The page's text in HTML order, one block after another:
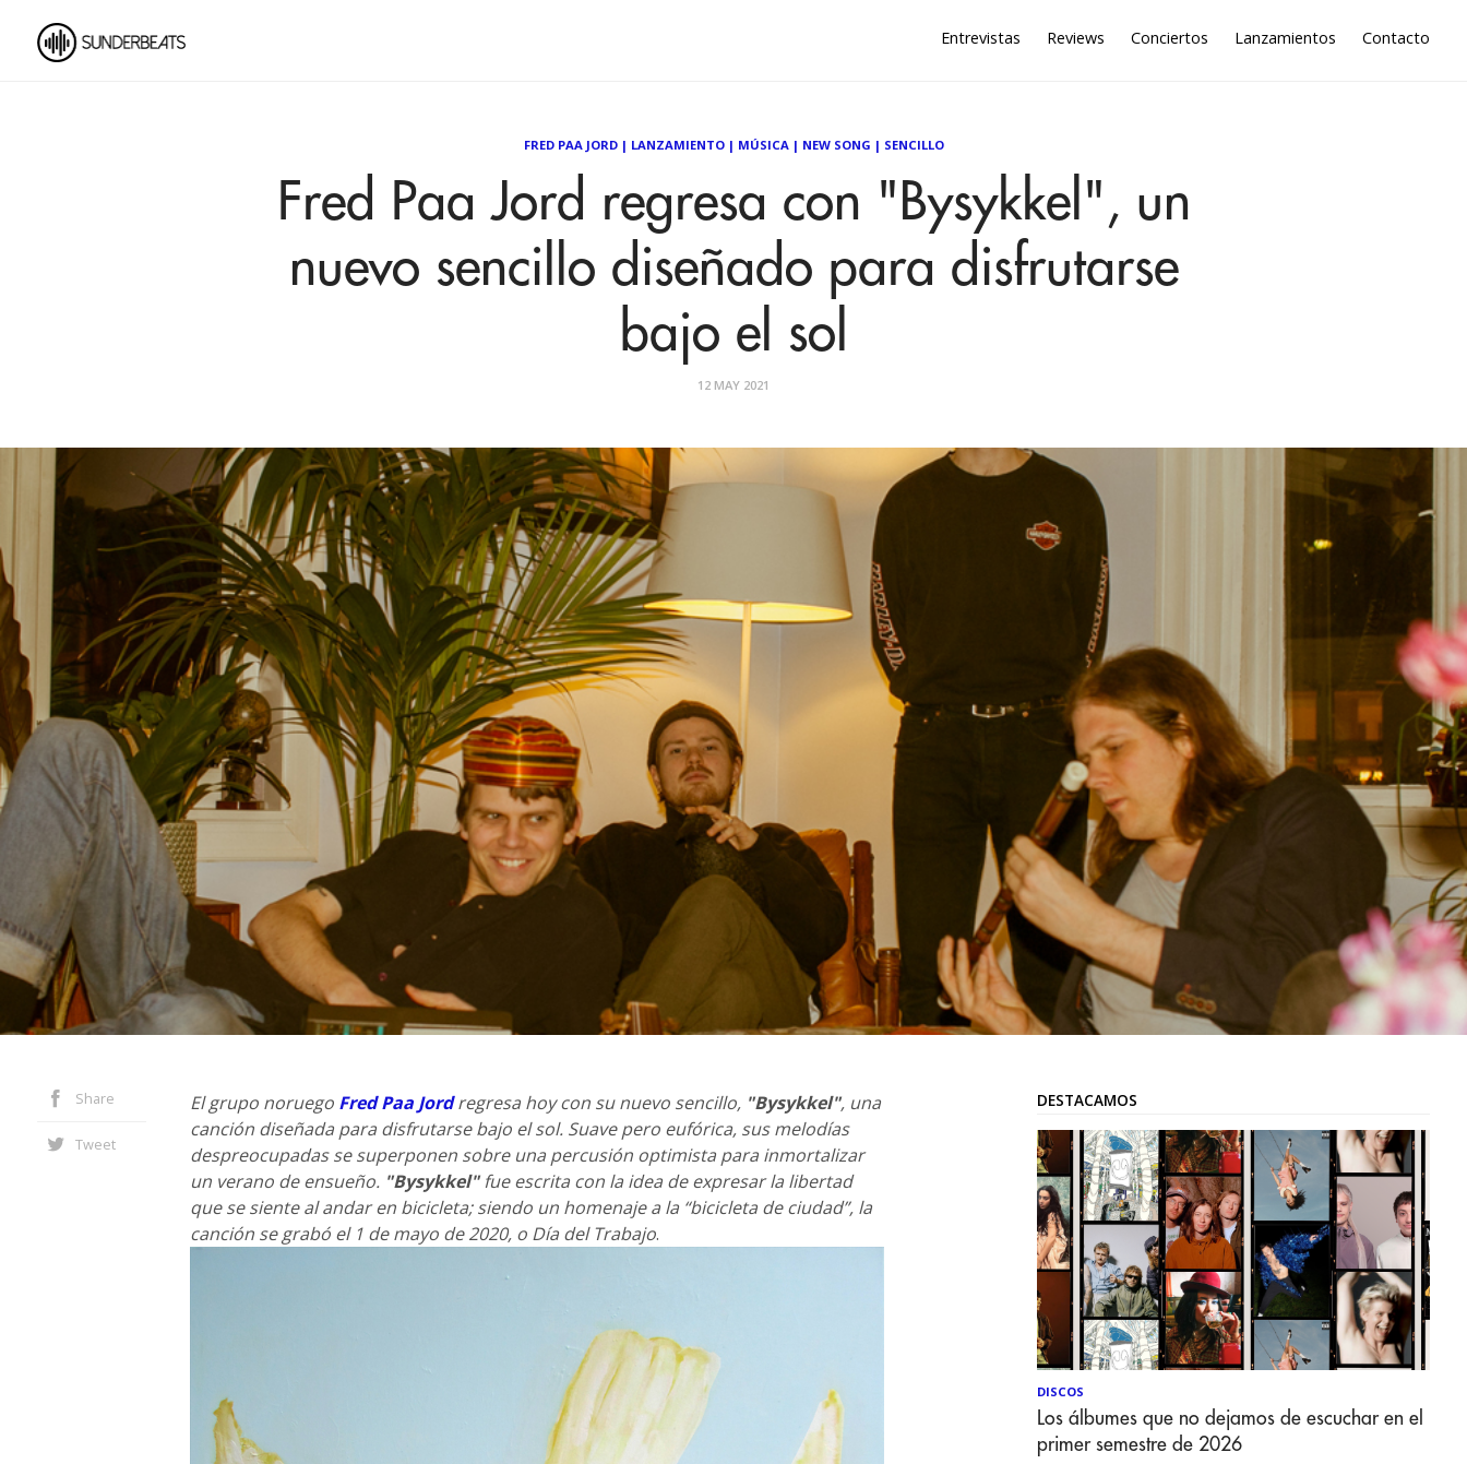
Entrevistas Reviews Conciertos Lanzamientos Contacto
FRED PAA JORD| LANZAMIENTO| MÚSICA| NEW SONG | SENCILLO
Fred Paa Jord regresa con "Bysykkel", un
nuevo sencillo diseñado para disfrutarse
bajo el sol
12 MAY 2021
Share
Tweet
El grupo noruego Fred Paa Jordregresa hoy con su nuevo sencillo, "Bysykkel", una
canción diseñada para disfrutarse bajo el sol. Suave pero eufórica, sus melodías
despreocupadas se superponen sobre una percusión optimista para inmortalizar
un verano de ensueño. "Bysykkel"fue escrita con la idea de expresar la libertad
que se siente al andar en bicicleta; siendo un homenaje a la “bicicleta de ciudad”, la
canción se grabó el 1 de mayo de 2020, o Día del Trabajo.
DESTACAMOS
DISCOS
Los álbumes que no dejamos de escuchar en el
primer semestre de 2026